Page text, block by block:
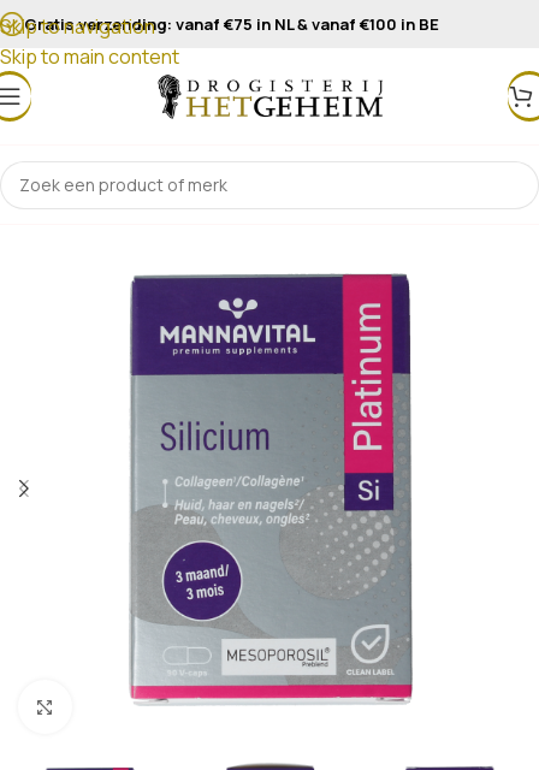
Skip to navigation
Skip to main content
Gratis verzending: vanaf €75 in NL & vanaf €100 in BE
Klik om te vergroten